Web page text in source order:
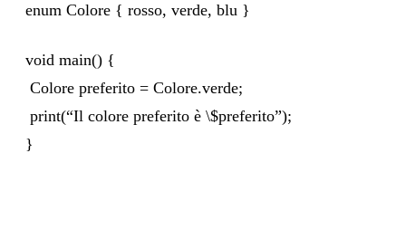
enum Colore { rosso, verde, blu }
void main() {
Colore preferito = Colore.verde;
print(“Il colore preferito è \$preferito”);
}